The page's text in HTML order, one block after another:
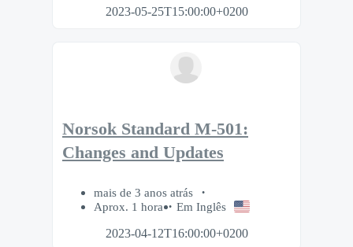
2023-05-25T15:00:00+0200
Norsok Standard M-501:
Changes and Updates
mais de 3 anos atrás
Aprox. 1 hora
Em Inglês
2023-04-12T16:00:00+0200